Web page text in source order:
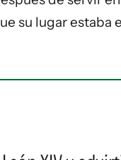
su lugar estaba